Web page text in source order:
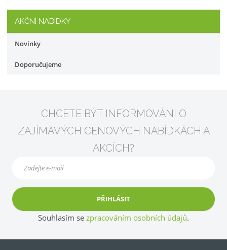
AKČNÍ NABÍDKY
Novinky
Doporučujeme
CHCETE BÝT INFORMOVÁNI O
ZAJÍMAVÝCH CENOVÝCH NABÍDKÁCH A
AKCÍCH?
PŘIHLÁSIT
Souhlasím se zpracováním osobních údajů.